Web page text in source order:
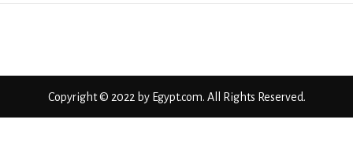
Copyright © 2022 by Egypt.com. All Rights Reserved.